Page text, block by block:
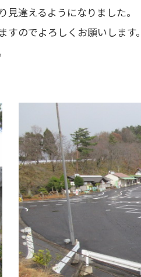
違えるようになりました。
すのでよろしくお願いします